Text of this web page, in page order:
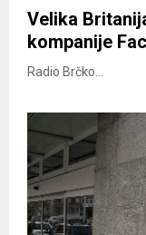
Velika
kompanije
Radio Brčko...